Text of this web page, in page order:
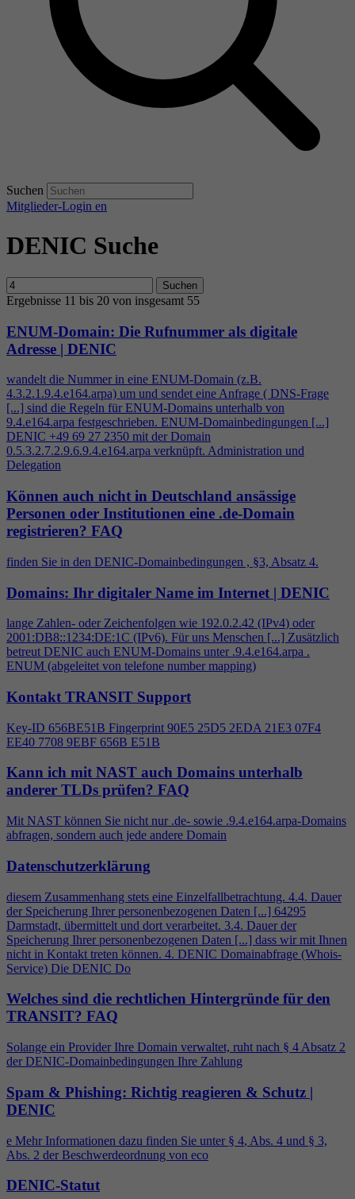
Suchen
Mitglieder-Login en
DENIC Suche
Suchen
Ergebnisse 11 bis 20 von insgesamt 55
ENUM-Domain: Die Rufnummer als digitale
Adresse | DENIC
wandelt die Nummer in eine ENUM-Domain (z.B.
4.3.2.1.9.4.e164.arpa) um und sendet eine Anfrage ( DNS-Frage
[...] sind die Regeln für ENUM-Domains unterhalb von
9.4.e164.arpa festgeschrieben. ENUM-Domainbedingungen [...]
DENIC +49 69 27 2350 mit der Domain
0.5.3.2.7.2.9.6.9.4.e164.arpa verknüpft. Administration und
Delegation
Können auch nicht in Deutschland ansässige
Personen oder Institutionen eine .de-Domain
registrieren? FAQ
finden Sie in den DENIC-Domainbedingungen , §3, Absatz 4.
Domains: Ihr digitaler Name im Internet | DENIC
lange Zahlen- oder Zeichenfolgen wie 192.0.2.42 (IPv4) oder
2001:DB8::1234:DE:1C (IPv6). Für uns Menschen [...] Zusätzlich
betreut DENIC auch ENUM-Domains unter .9.4.e164.arpa .
ENUM (abgeleitet von telefone number mapping)
Kontakt TRANSIT Support
Key-ID 656BE51B Fingerprint 90E5 25D5 2EDA 21E3 07F4
EE40 7708 9EBF 656B E51B
Kann ich mit NAST auch Domains unterhalb
anderer TLDs prüfen? FAQ
Mit NAST können Sie nicht nur .de- sowie .9.4.e164.arpa-Domains
abfragen, sondern auch jede andere Domain
Datenschutzerklärung
diesem Zusammenhang stets eine Einzelfallbetrachtung. 4.4. Dauer
der Speicherung Ihrer personenbezogenen Daten [...] 64295
Darmstadt, übermittelt und dort verarbeitet. 3.4. Dauer der
Speicherung Ihrer personenbezogenen Daten [...] dass wir mit Ihnen
nicht in Kontakt treten können. 4. DENIC Domainabfrage (Whois-
Service) Die DENIC Do
Welches sind die rechtlichen Hintergründe für den
TRANSIT? FAQ
Solange ein Provider Ihre Domain verwaltet, ruht nach § 4 Absatz 2
der DENIC-Domainbedingungen Ihre Zahlung
Spam & Phishing: Richtig reagieren & Schutz |
DENIC
e Mehr Informationen dazu finden Sie unter § 4, Abs. 4 und § 3,
Abs. 2 der Beschwerdeordnung von eco
DENIC-Statut